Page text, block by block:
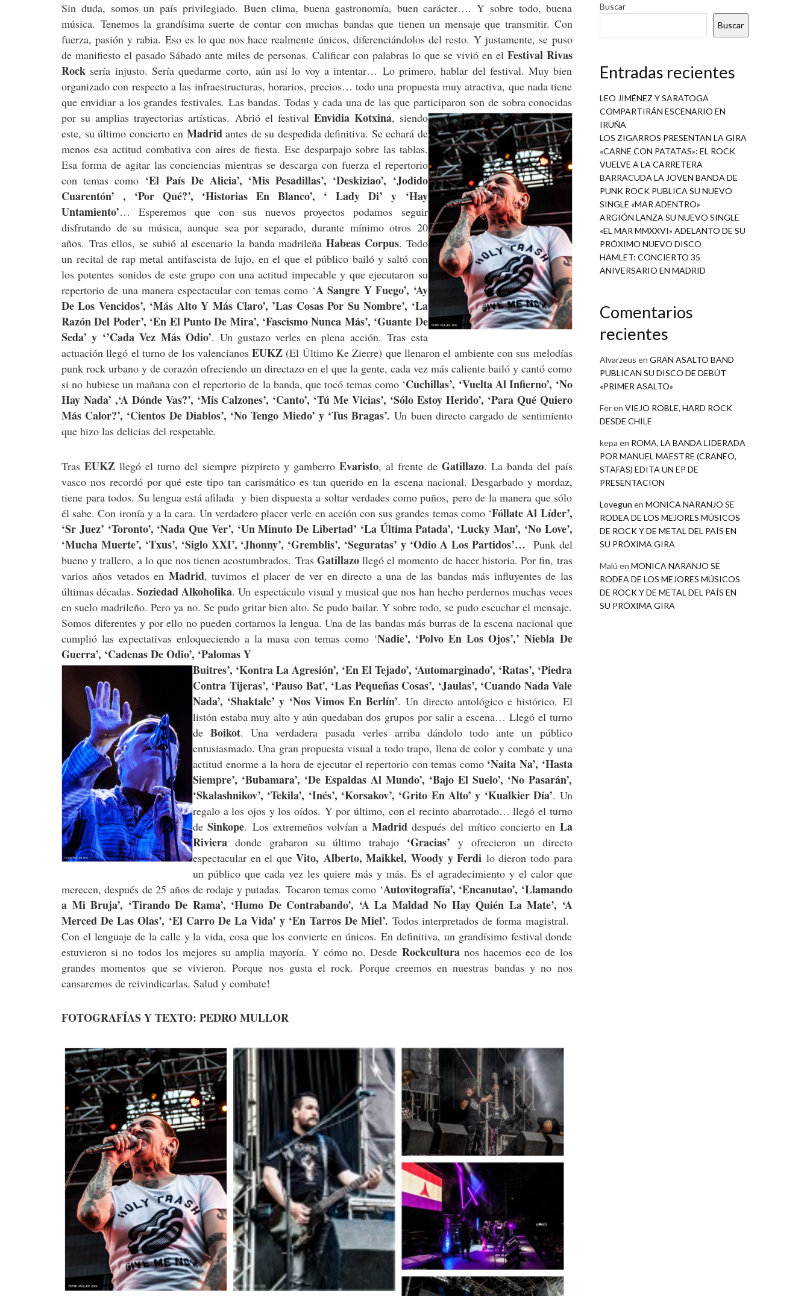
Sin duda, somos un país privilegiado. Buen clima, buena gastronomía, buen carácter…. Y sobre todo, buena
música. Tenemos la grandísima suerte de contar con muchas bandas que tienen un mensaje que transmitir. Con
fuerza, pasión y rabia. Eso es lo que nos hace realmente únicos, diferenciándolos del resto. Y justamente, se puso
de manifiesto el pasado Sábado ante miles de personas. Calificar con palabras lo que se vivió en el Festival Rivas
Rock sería injusto. Sería quedarme corto, aún así lo voy a intentar… Lo primero, hablar del festival. Muy bien
organizado con respecto a las infraestructuras, horarios, precios… todo una propuesta muy atractiva, que nada tiene
que envidiar a los grandes festivales. Las bandas. Todas y cada una de las que participaron son de sobra conocidas
por su amplias trayectorias artísticas. Abrió el festival Envidia Kotxina, siendo
este, su último concierto en Madridantes de su despedida definitiva. Se echará de
menos esa actitud combativa con aires de fiesta. Ese desparpajo sobre las tablas.
Esa forma de agitar las conciencias mientras se descarga con fuerza el repertorio
con temas como ‘El País De Alicia’, ‘Mis Pesadillas’, ‘Deskiziao’, ‘Jodido
Cuarentón’ , ‘Por Qué?’, ‘Historias En Blanco’, ‘ Lady Di’ y ‘Hay
Untamiento’… Esperemos que con sus nuevos proyectos podamos seguir
disfrutando de su música, aunque sea por separado, durante mínimo otros 20
años. Tras ellos, se subió al escenario la banda madrileñaHabeas Corpus. Todo
un recital de rap metal antifascista de lujo, en el que el público bailó y saltó con
los potentes sonidos de este grupo con una actitud impecable y que ejecutaron su
repertorio de una manera espectacular con temas como ‘A Sangre Y Fuego’, ‘Ay
De Los Vencidos’, ‘Más Alto Y Más Claro’, ’Las Cosas Por Su Nombre’, ‘La
Razón Del Poder’, ‘En El Punto De Mira’, ‘Fascismo Nunca Más’, ‘Guante De
Seda’ y ‘’Cada Vez Más Odio’. Un gustazo verles en plena acción. Tras esta
actuación llegó el turno de los valencianosEUKZ (El Último Ke Zierre) que llenaron el ambiente con sus melodías
punk rock urbano y de corazón ofreciendo un directazo en el que la gente, cada vez más caliente bailó y cantó como
si no hubiese un mañana con el repertorio de la banda, que tocó temas como ‘Cuchillas’, ‘Vuelta Al Infierno’, ‘No
Hay Nada’ ,‘A Dónde Vas?’, ‘Mis Calzones’, ‘Canto’, ‘Tú Me Vicias’, ‘Sólo Estoy Herido’, ‘Para Qué Quiero
Más Calor?’, ‘Cientos De Diablos’, ‘No Tengo Miedo’ y ‘Tus Bragas’.Un buen directo cargado de sentimiento
que hizo las delicias del respetable.
Tras EUKZ llegó el turno del siempre pizpireto y gamberro Evaristo, al frente deGatillazo. La banda del país
vasco nos recordó por qué este tipo tan carismático es tan querido en la escena nacional. Desgarbado y mordaz,
tiene para todos. Su lengua está afilada y bien dispuesta a soltar verdades como puños, pero de la manera que sólo
él sabe. Con ironía y a la cara. Un verdadero placer verle en acción con sus grandes temas como ‘Fóllate Al Líder’,
‘Sr Juez’ ‘Toronto’, ‘Nada Que Ver’, ‘Un Minuto De Libertad’ ‘La Última Patada’, ‘Lucky Man’, ‘No Love’,
‘Mucha Muerte’, ‘Txus’, ‘Siglo XXI’, ‘Jhonny’, ‘Gremblis’, ‘Seguratas’ y ‘Odio A Los Partidos’… Punk del
bueno y trallero, a lo que nos tienen acostumbrados. TrasGatillazollegó el momento de hacer historia. Por fin, tras
varios años vetados en Madrid, tuvimos el placer de ver en directo a una de las bandas más influyentes de las
últimas décadas. Soziedad Alkoholika. Un espectáculo visual y musical que nos han hecho perdernos muchas veces
en suelo madrileño. Pero ya no. Se pudo gritar bien alto. Se pudo bailar. Y sobre todo, se pudo escuchar el mensaje.
Somos diferentes y por ello no pueden cortarnos la lengua. Una de las bandas más burras de la escena nacional que
cumplió las expectativas enloqueciendo a la masa con temas como ‘Nadie’, ‘Polvo En Los Ojos’,’ Niebla De
Guerra’, ‘Cadenas De Odio’, ‘Palomas Y
Buitres’, ‘Kontra La Agresión’, ‘En El Tejado’, ‘Automarginado’, ‘Ratas’, ‘Piedra
Contra Tijeras’, ‘Pauso Bat’, ‘Las Pequeñas Cosas’, ‘Jaulas’, ‘Cuando Nada Vale
Nada’, ‘Shaktale’ y ‘Nos Vimos En Berlín’. Un directo antológico e histórico. El
listón estaba muy alto y aún quedaban dos grupos por salir a escena… Llegó el turno
deBoikot. Una verdadera pasada verles arriba dándolo todo ante un público
entusiasmado. Una gran propuesta visual a todo trapo, llena de color y combate y una
actitud enorme a la hora de ejecutar el repertorio con temas como‘Naita Na’, ‘Hasta
Siempre’, ‘Bubamara’, ‘De Espaldas Al Mundo’, ‘Bajo El Suelo’, ‘No Pasarán’,
‘Skalashnikov’, ‘Tekila’, ‘Inés’, ‘Korsakov’, ‘Grito En Alto’ y ‘Kualkier Día’. Un
regalo a los ojos y los oídos. Y por último, con el recinto abarrotado… llegó el turno
deSinkope. Los extremeños volvían a Madriddespués del mítico concierto en La
Riviera donde grabaron su último trabajo ‘Gracias’ y ofrecieron un directo
espectacular en el queVito, Alberto, Maikkel, Woody y Ferdi lo dieron todo para
un público que cada vez les quiere más y más. Es el agradecimiento y el calor que
merecen, después de 25 años de rodaje y putadas. Tocaron temas como ‘Autovitografía’, ‘Encanutao’, ‘Llamando
a Mi Bruja’, ‘Tirando De Rama’, ‘Humo De Contrabando’, ‘A La Maldad No Hay Quién La Mate’, ‘A
Merced De Las Olas’, ‘El Carro De La Vida’ y ‘En Tarros De Miel’. Todos interpretados de forma magistral.
Con el lenguaje de la calle y la vida, cosa que los convierte en únicos. En definitiva, un grandísimo festival donde
estuvieron si no todos los mejores su amplia mayoría. Y cómo no. Desde Rockculturanos hacemos eco de los
grandes momentos que se vivieron. Porque nos gusta el rock. Porque creemos en nuestras bandas y no nos
cansaremos de reivindicarlas. Salud y combate!
FOTOGRAFÍAS Y TEXTO: PEDRO MULLOR
Buscar
Buscar
Entradas recientes
LEO JIMÉNEZ Y SARATOGA
COMPARTIRÁN ESCENARIO EN
IRUÑA
LOS ZIGARROS PRESENTAN LA GIRA
«CARNE CON PATATAS»: EL ROCK
VUELVE A LA CARRETERA
BARRACÜDA LA JOVEN BANDA DE
PUNK ROCK PUBLICA SU NUEVO
SINGLE «MAR ADENTRO»
ARGIÓN LANZA SU NUEVO SINGLE
«EL MAR MMXXVI» ADELANTO DE SU
PRÓXIMO NUEVO DISCO
HAMLET: CONCIERTO 35
ANIVERSARIO EN MADRID
Comentarios
recientes
Alvarzeus en GRAN ASALTO BAND
PUBLICAN SU DISCO DE DEBÚT
«PRIMER ASALTO»
Feren VIEJO ROBLE, HARD ROCK
DESDE CHILE
kepa en ROMA, LA BANDA LIDERADA
POR MANUEL MAESTRE (CRANEO,
STAFAS) EDITA UN EP DE
PRESENTACION
Lovegun en MONICA NARANJO SE
RODEA DE LOS MEJORES MÚSICOS
DE ROCK Y DE METAL DEL PAÍS EN
SU PRÓXIMA GIRA
Malú en MONICA NARANJO SE
RODEA DE LOS MEJORES MÚSICOS
DE ROCK Y DE METAL DEL PAÍS EN
SU PRÓXIMA GIRA